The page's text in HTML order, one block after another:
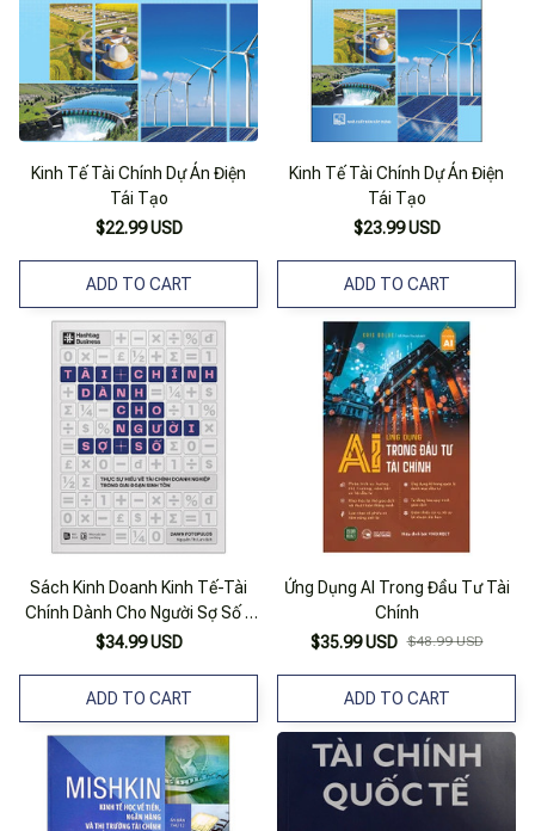
Kinh Tế Tài Chính Dự Án Điện
Tái Tạo
$22.99 USD
ADD TO CART
Kinh Tế Tài Chính Dự Án Điện
Tái Tạo
$23.99 USD
ADD TO CART
Sách Kinh Doanh Kinh Tế-Tài
Chính Dành Cho Người Sợ Số -
Thực Sự Hiểu Về Tài Chính
Sinh Tồn
$34.99 USD
ADD TO CART
Ứng Dụng AI Trong Đầu Tư Tài
Chính
$35.99 USD $48.99 USD
ADD TO CART